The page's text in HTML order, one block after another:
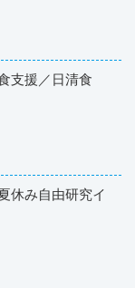
支援／日清食
休み自由研究イ